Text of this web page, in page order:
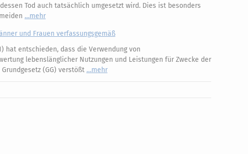
Tod auch tatsächlich umgesetzt wird. Dies ist besonders
mehr
und Frauen verfassungsgemäß
hat entschieden, dass die Verwendung von
lebenslänglicher Nutzungen und Leistungen für Zwecke der
(GG) verstößt
mehr